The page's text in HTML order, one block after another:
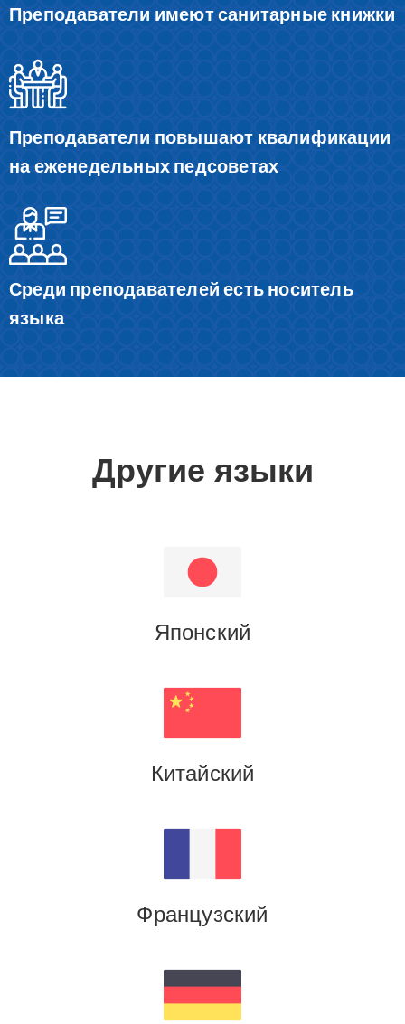
Преподаватели имеют санитарные книжки
Преподаватели повышают квалификации
на еженедельных педсоветах
Среди преподавателей есть носитель
языка
Другие языки
Японский
Китайский
Французский